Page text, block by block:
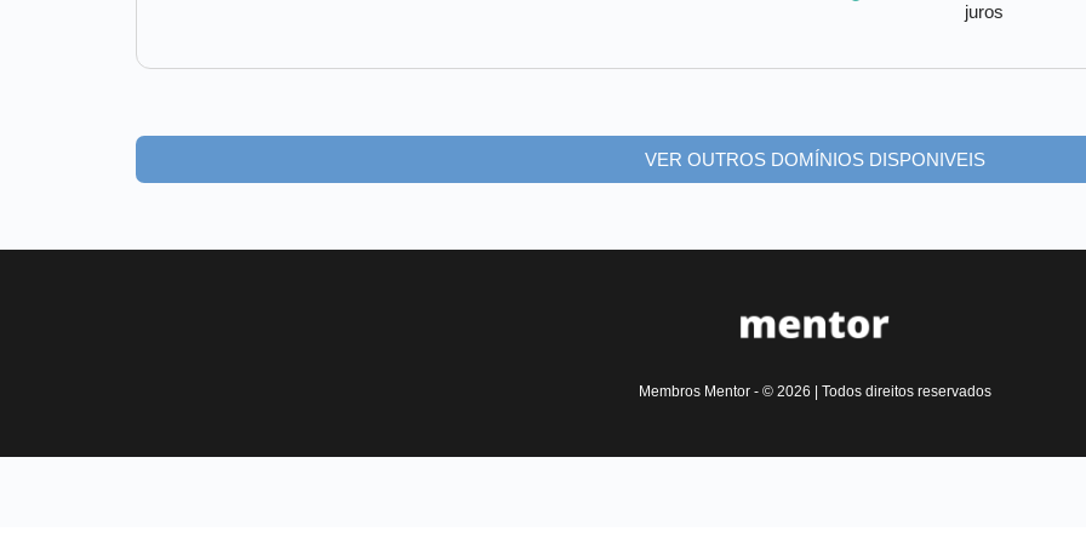
juros
VER OUTROS DOMÍNIOS DISPONIVEIS
Membros Mentor - © 2026 | Todos direitos reservados